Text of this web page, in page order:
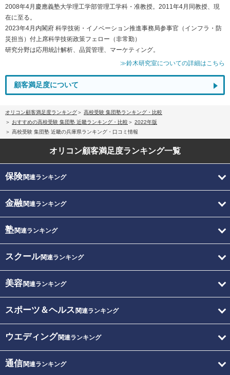
2008年4月慶應義塾大学理工学部管理工学科・准教授。2011年4月同教授、現
在に至る。
2023年4月内閣府 科学技術・イノベーション推進事務局参事官（インフラ・防
災担当）付上席科学技術政策フェロー（非常勤）
研究分野は応用統計解析、品質管理、マーケティング。
≫鈴木研究室についての詳細はこちら
顧客満足度について
オリコン顧客満足度ランキング
高校受験 集団塾ランキング・比較
おすすめの高校受験 集団塾 近畿ランキング・比較
2022年版
高校受験 集団塾 近畿の兵庫県ランキング・口コミ情報
オリコン顧客満足度ランキング一覧
保険関連ランキング
金融関連ランキング
塾関連ランキング
スクール関連ランキング
美容関連ランキング
スポーツ＆ヘルス 関連ランキング
ウエディング関連ランキング
通信関連ランキング